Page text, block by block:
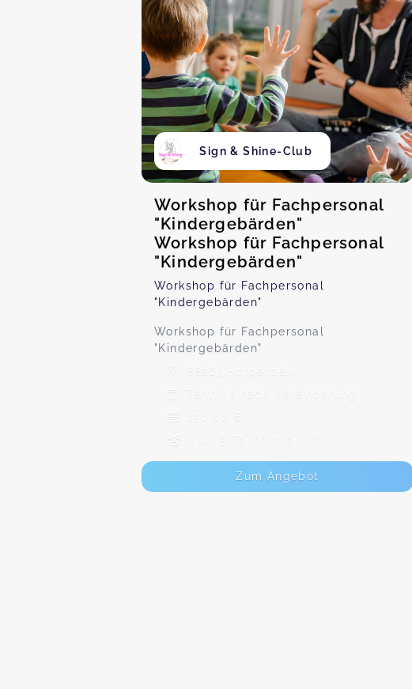
Sign & Shine-Club
Workshop für Fachpersonal
"Kindergebärden"
Workshop für Fachpersonal
"Kindergebärden"
Workshop für Fachpersonal
"Kindergebärden"
Workshop für Fachpersonal
"Kindergebärden"
88263 Horgenzell
Termine nach Vereinbarung
250,00 €
Max. 5 TeilnehmerInnen
Zum Angebot